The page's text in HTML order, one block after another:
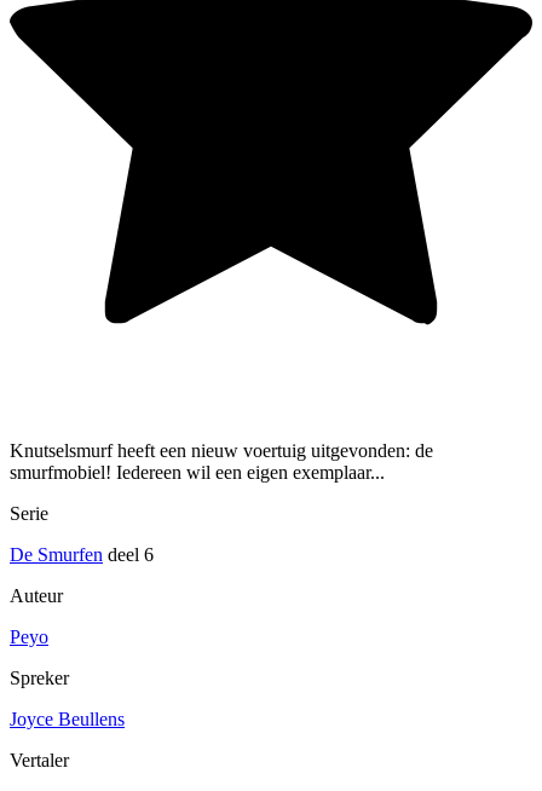
Knutselsmurf heeft een nieuw voertuig uitgevonden: de
smurfmobiel! Iedereen wil een eigen exemplaar...
Serie
De Smurfen deel 6
Auteur
Peyo
Spreker
Joyce Beullens
Vertaler